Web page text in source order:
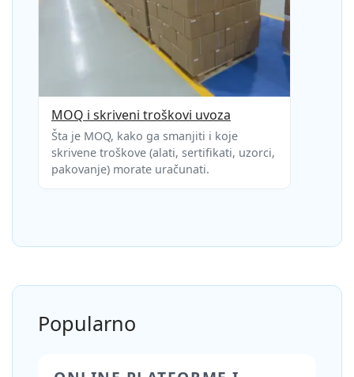
MOQ i skriveni troškovi uvoza
Šta je MOQ, kako ga smanjiti i koje
skrivene troškove (alati, sertifikati, uzorci,
pakovanje) morate uračunati.
Popularno